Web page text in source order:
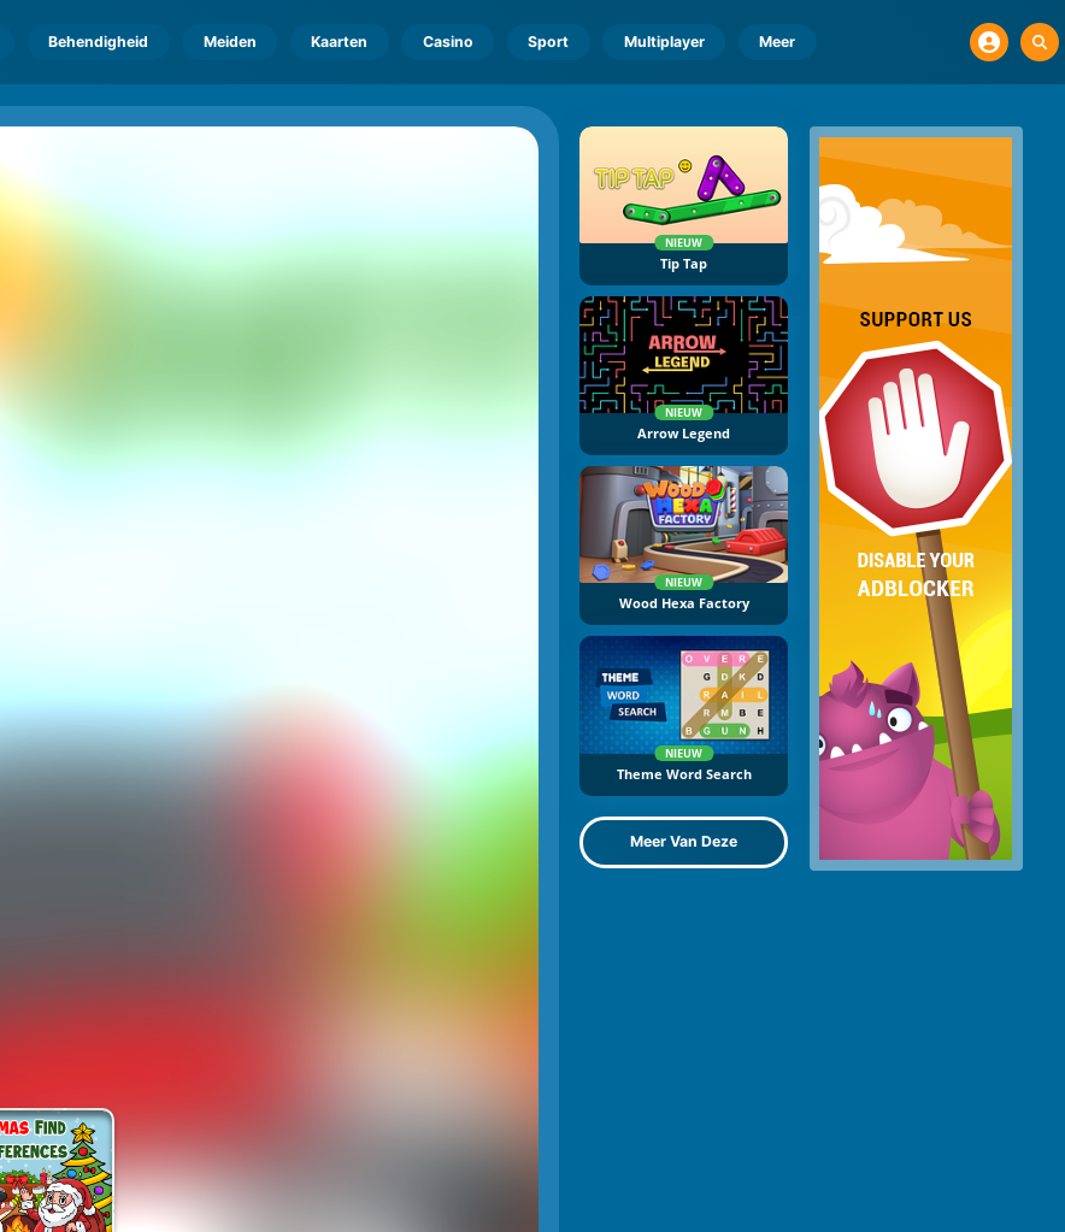
Behendigheid Meiden Kaarten Casino Sport Multiplayer Meer
NIEUW
Tip Tap
NIEUW
Arrow Legend
NIEUW
Wood Hexa Factory
NIEUW
Theme Word Search
Meer Van Deze